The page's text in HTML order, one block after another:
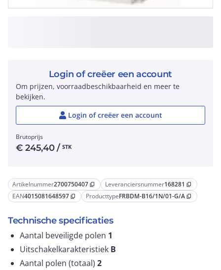
Artikelnummer2700750407 content_copy Leveranciersnummer168281 content_copy
EAN4015081648597 content_copy ProducttypeFRBDM-B16/1N/01-G/A content_copy
Technische specificaties
Aantal beveiligde polen 1
Uitschakelkarakteristiek B
Aantal polen (totaal) 2
Login of creëer een account
Om prijzen, voorraadbeschikbaarheid en meer te
bekijken.
Login of creëer een account
Brutoprijs
€245,40/ STK